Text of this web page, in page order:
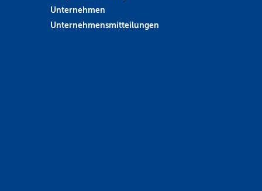
Unternehmen
Unternehmensmitteilungen